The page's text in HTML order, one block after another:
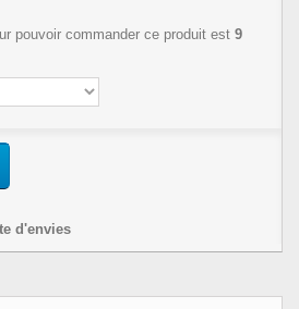
pouvoir commander ce produit est 9
d'envies